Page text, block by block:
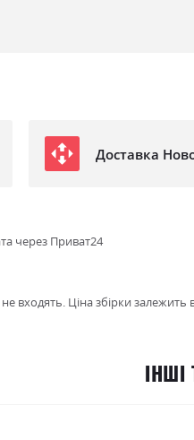
Доставка
через Приват24
входять. Ціна збірки залежить